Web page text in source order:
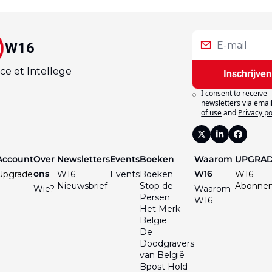
W16
et Intellege Inschrijven
I consent to receive
newsletters via
of useand Privacy
Over
ons
Wie?
Newsletters
W16
Nieuwsbrief
Events
Events
Boeken
Boeken
Stop de
Persen
Het Merk
België
De
Doodgravers
van België
Bpost Hold-
Waarom
W16
Waarom
W16
W16